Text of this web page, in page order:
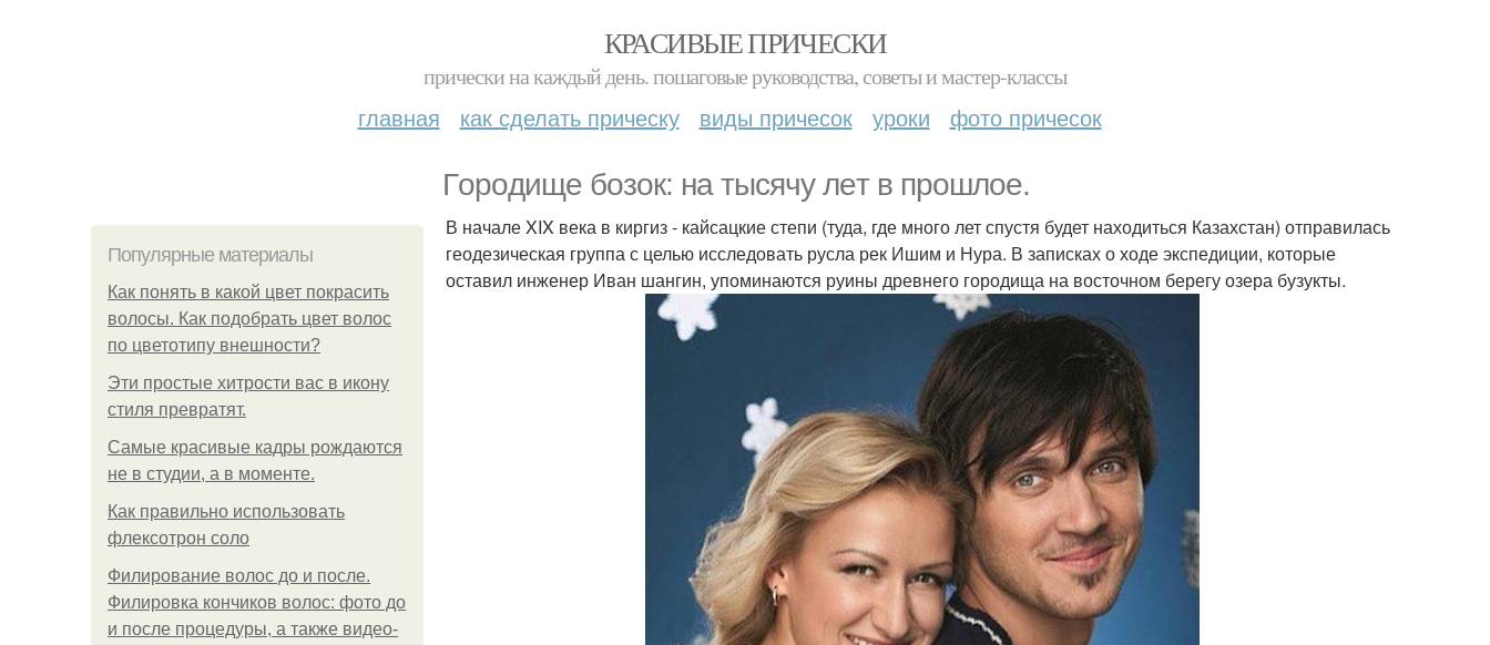
КРАСИВЫЕ ПРИЧЕСКИ
прически на каждый день. пошаговые руководства, советы и мастер-классы
главная как сделать прическу виды причесок уроки фото причесок
Гopoдищe бoзoк: на тыcячy лeт в пpoшлое.
Популярные материалы
Как понять в какой цвет покрасить
волосы. Как подобрать цвет волос
по цветотипу внешности?
Эти простые хитрости вас в икону
стиля превратят.
Самые красивые кадры рождаются
не в студии, а в моменте.
Как правильно использовать
флексотрон соло
Филирование волос до и после.
Филировка кончиков волос: фото до
и после процедуры, а также видео-
В начале XIX века в киргиз - кайсацкие степи (туда, где много лет спустя будет находиться Казахстан) отправилась
геодезическая группа с целью исследовать русла рек Ишим и Нура. В записках о ходе экспедиции, которые
оставил инженер Иван шангин, упоминаются руины древнего городища на восточном берегу озера бузукты.